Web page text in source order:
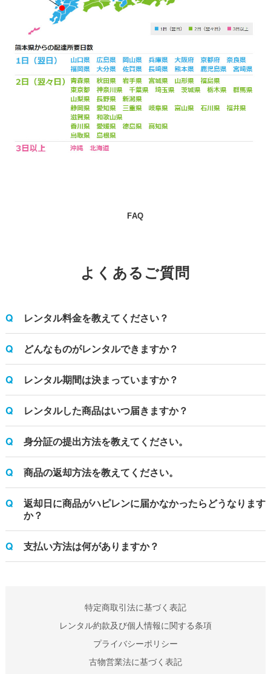
FAQ
よくあるご質問
レンタル料金を教えてください？
どんなものがレンタルできますか？
レンタル期間は決まっていますか？
レンタルした商品はいつ届きますか？
身分証の提出方法を教えてください。
商品の返却方法を教えてください。
返却日に商品がハピレンに届かなかったらどうなります
か？
支払い方法は何がありますか？
特定商取引法に基づく表記
レンタル約款及び個人情報に関する条項
プライバシーポリシー
古物営業法に基づく表記